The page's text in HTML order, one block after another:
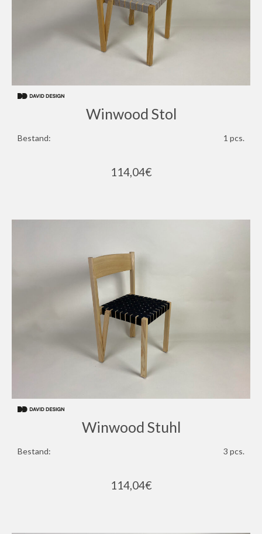
Winwood Stol
Bestand: 1 pcs.
114,04€
Winwood Stuhl
Bestand: 3 pcs.
114,04€